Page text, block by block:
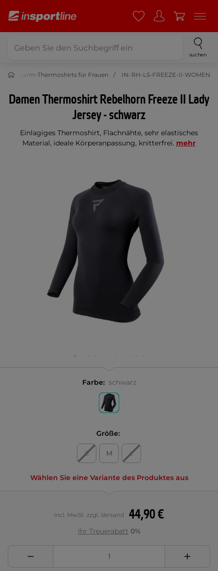
suchen
Langarm-Thermoshirts für Frauen IN: RH-LS-FREEZE-II-WOMEN
Damen Thermoshirt Rebelhorn Freeze II Lady
Jersey - schwarz
Einlagiges Thermoshirt, Flachnähte, sehr elastisches
Material, ideale Körperanpassung, knitterfrei. mehr
Farbe: schwarz
Größe:
S M L
Wählen Sie eine Variante des Produktes aus
44,90 €
incl. MwSt. zzgl. Versand
Ihr Treuerabatt 0%